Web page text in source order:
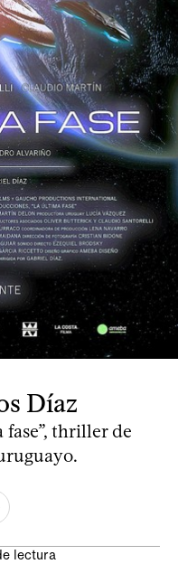
Díaz
thriller de
lectura